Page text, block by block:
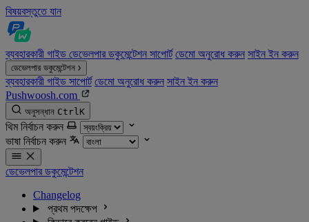
বিষয়বস্তুতে যান
ব্যবহারকারী গাইড ডেভেলপার ডকুমেন্টেশন সাপোর্ট ডেমো অনুরোধ করুন সাইন ইন করুন
ডেভেলপার ডকুমেন্টেশন
ব্যবহারকারী গাইড সাপোর্ট ডেমো অনুরোধ করুন সাইন ইন করুন
Pushwoosh.com
অনুসন্ধান CtrlK
থিম নির্বাচন করুন
ভাষা নির্বাচন করুন
ডেভেলপার ডকুমেন্টেশন
Changelog
প্রথম পদক্ষেপ